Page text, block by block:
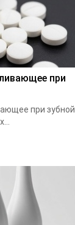
при
при зубной